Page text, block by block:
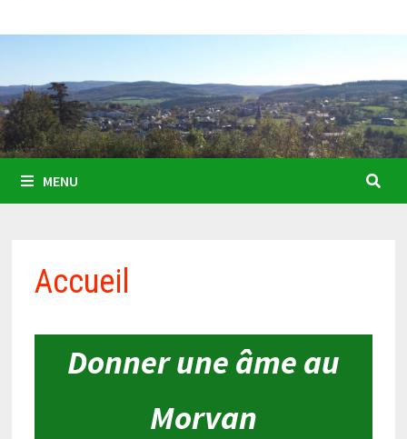
MENU
Accueil
Donner une âme au
Morvan